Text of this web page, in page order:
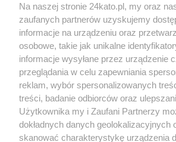
Wydawca mediów lokalnych
Nie zapomnij
zapoznać się z:
polityką prywatności regulamin
Twojemiasto
Piekary Śląskie
Kontakt
Na naszej stronie 24kato.pl, my oraz
zaufanych partnerów uzyskujemy
informacje na urządzeniu oraz
osobowe, takie jak unikalne
informacje wysyłane przez urządzenie
przeglądania w celu zapewniania
reklam, wybór spersonalizowanych
treści, badanie odbiorców oraz
Użytkownika my i Zaufani Partnerzy
dokładnych danych geolokalizacyjnych
skanować charakterystykę urządzenia